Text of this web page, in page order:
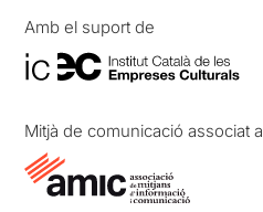
Amb el suport de
Mitjà de comunicació associat a